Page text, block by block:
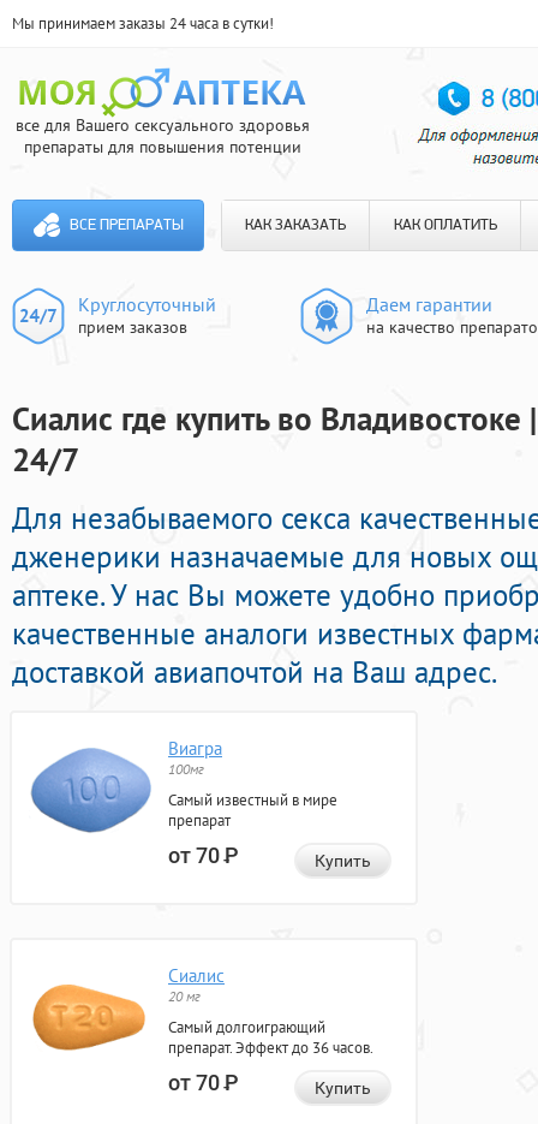
Мы принимаем заказы 24 часа в сутки!
все для Вашего сексуального здоровья
препараты для повышения потенции
ВСЕ ПРЕПАРАТЫ КАК ЗАКАЗАТЬ КАК ОПЛАТИТЬ
Круглосуточный
прием заказов
Даем гарантии
на качество
Сиалис где купить во
24/7
Для незабываемого секса
дженерики назначаемые для новых
аптеке. У нас Вы можете удобно
качественные аналоги известных
доставкой авиапочтой на Ваш адрес.
Виагра
100мг
Самый известный в мире
препарат
от 70Р Купить
Сиалис
20 мг
Самый долгоиграющий
препарат. Эффект до 36 часов.
от 70Р Купить